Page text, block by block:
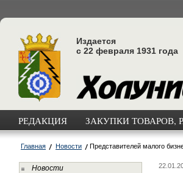
Издается
с 22 февраля 1931 года
РЕДАКЦИЯ ЗАКУПКИ ТОВАРОВ,
Главная Новости Представителей малого
Новости